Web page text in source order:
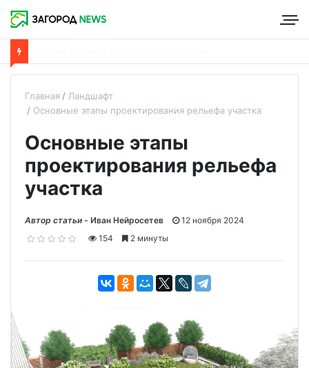
Главная
Ландшафт
Основные этапы проектирования рельефа участка
Основные этапы
проектирования рельефа
участка
Автор статьи - Иван Нейросетев
12 ноября 2024
154
2 минуты